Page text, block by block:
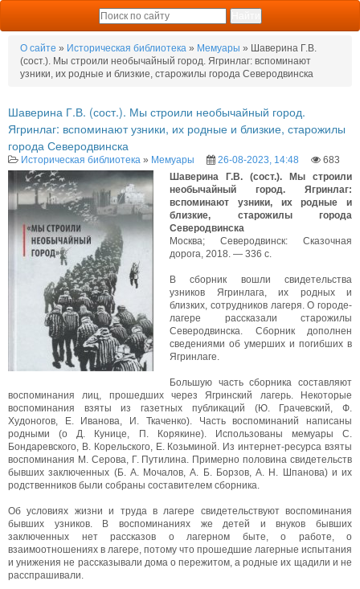
О сайте » Историческая библиотека » Мемуары » Шаверина Г.В.
(сост.). Мы строили необычайный город. Ягринлаг: вспоминают
узники, их родные и близкие, старожилы города Северодвинска
Шаверина Г.В. (сост.). Мы строили необычайный город.
Ягринлаг: вспоминают узники, их родные и близкие, старожилы
города Северодвинска
Историческая библиотека » Мемуары 26-08-2023, 14:48
683
Шаверина Г.В. (сост.). Мы строили
необычайный город. Ягринлаг:
вспоминают узники, их родные и
близкие, старожилы города
Северодвинска
Москва; Северодвинск: Сказочная
дорога, 2018. — 336 с.
В сборник вошли свидетельства
узников Ягринлага, их родных и
близких, сотрудников лагеря. О городе-
лагере рассказали старожилы
Северодвинска. Сборник дополнен
сведениями об умерших и погибших в
Ягринлаге.
Большую часть сборника составляют
воспоминания лиц, прошедших через Ягринский лагерь. Некоторые
воспоминания взяты из газетных публикаций (Ю. Грачевский, Ф.
Худоногов, Е. Иванова, И. Ткаченко). Часть воспоминаний написаны
родными (о Д. Кунице, П. Корякине). Использованы мемуары С.
Бондаревского, В. Корельского, Е. Козьминой. Из интернет-ресурса взяты
воспоминания М. Серова, Г. Путилина. Примерно половина свидетельств
бывших заключенных (Б. А. Мочалов, А. Б. Борзов, А. Н. Шпанова) и их
родственников были собраны составителем сборника.
Об условиях жизни и труда в лагере свидетельствуют воспоминания
бывших узников. В воспоминаниях же детей и внуков бывших
заключенных нет рассказов о лагерном быте, о работе, о
взаимоотношениях в лагере, потому что прошедшие лагерные испытания
и унижения не рассказывали дома о пережитом, а родные их щадили и не
расспрашивали.